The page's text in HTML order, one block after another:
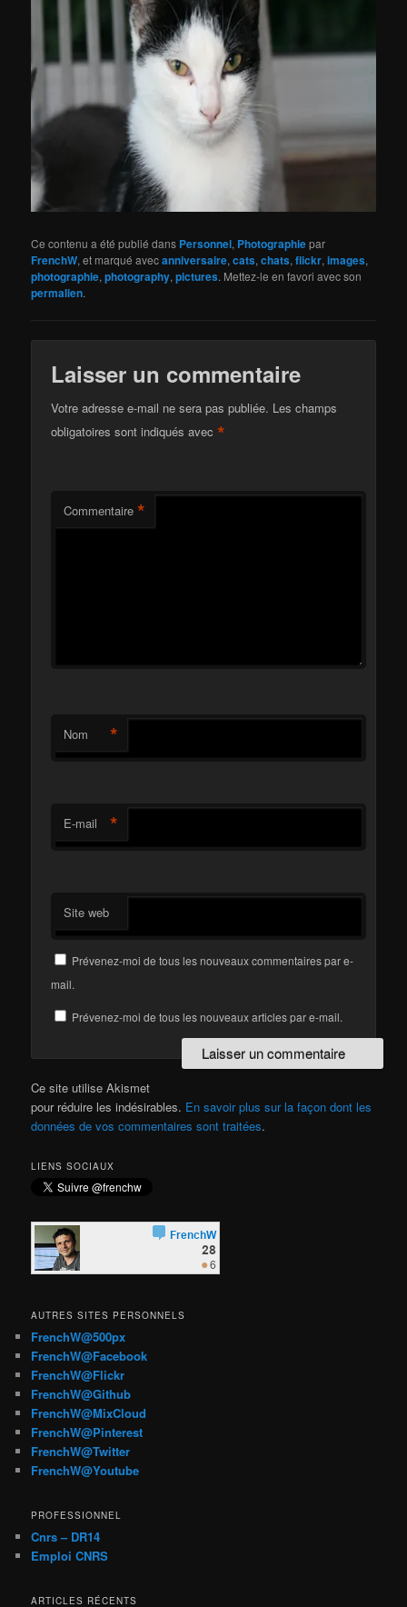
Ce contenu a été publié dans Personnel, Photographiepar
FrenchW, et marqué avecanniversaire,cats,chats,flickr,images,
photographie,photography,pictures. Mettez-le en favori avec son
permalien.
Laisser un commentaire
Votre adresse e-mail ne sera pas publiée. Les champs
obligatoires sont indiqués avec*
Commentaire *
Nom *
E-mail *
Site web
Prévenez-moi de tous les nouveaux commentaires par e-
mail.
Prévenez-moi de tous les nouveaux articles par e-mail.
Ce site utilise Akismet
pour réduire les indésirables. En savoir plus sur la façon dont les
données de vos commentaires sont traitées.
LIENS SOCIAUX
AUTRES SITES PERSONNELS
FrenchW@500px
FrenchW@Facebook
FrenchW@Flickr
FrenchW@Github
FrenchW@MixCloud
FrenchW@Pinterest
FrenchW@Twitter
FrenchW@Youtube
PROFESSIONNEL
Cnrs – DR14
Emploi CNRS
ARTICLES RÉCENTS